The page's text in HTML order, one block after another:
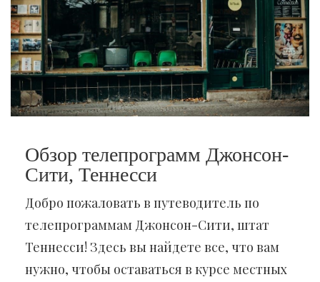
Обзор телепрограмм Джонсон-
Сити, Теннесси
Добро пожаловать в путеводитель по
телепрограммам Джонсон-Сити, штат
Теннесси! Здесь вы найдете все, что вам
нужно, чтобы оставаться в курсе местных